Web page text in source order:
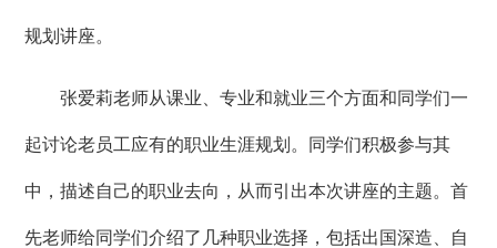
规划讲座。
张爱莉老师从课业、专业和就业三个方面和同学们一
起讨论老员工应有的职业生涯规划。同学们积极参与其
中，描述自己的职业去向，从而引出本次讲座的主题。首
先老师给同学们介绍了几种职业选择，包括出国深造、自